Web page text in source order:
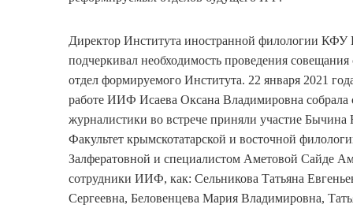
Директор Института иностранной филологии КФУ
подчеркивал необходимость проведения
отдел формируемого Института. 22 января 2021
работе ИИФ Исаева Оксана Владимировна
журналистики во встрече приняли участие
Факультет крымскотатарской и восточной
Залфератовной и специалистом Аметовой Сайде
сотрудники ИИФ, как: Сельникова Татьяна
Сергеевна, Беловенцева Мария Владимировна,